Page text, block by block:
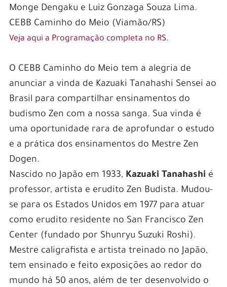
Monge Dengaku e Luiz Gonzaga Souza Lima.
CEBB Caminho do Meio (Viamão/RS)
Veja aqui a Programação completa no RS.
O CEBB Caminho do Meio tem a alegria de
anunciar a vinda de Kazuaki Tanahashi Sensei ao
Brasil para compartilhar ensinamentos do
budismo Zen com a nossa sanga. Sua vinda é
uma oportunidade rara de aprofundar o estudo
e a prática dos ensinamentos do Mestre Zen
Dogen.
Nascido no Japão em 1933, Kazuaki Tanahashi é
professor, artista e erudito Zen Budista. Mudou-
se para os Estados Unidos em 1977 para atuar
como erudito residente no San Francisco Zen
Center (fundado por Shunryu Suzuki Roshi).
Mestre caligrafista e artista treinado no Japão,
tem ensinado e feito exposições ao redor do
mundo há 50 anos, além de ter desenvolvido o